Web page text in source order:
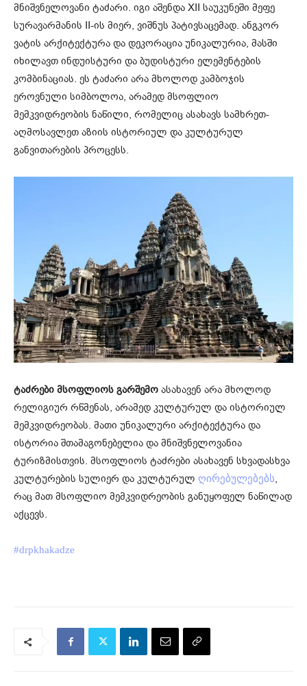
მნიშვნელოვანი ტაძარი. იგი აშენდა XII საუკუნეში მეფე
სურავარმანის II-ის მიერ, ვიშნუს პატივსაცემად. ანგკორ
ვატის არქიტექტურა და დეკორაცია უნიკალურია, მასში
იხილავთ ინდუისტური და ბუდისტური ელემენტების
კომბინაციას. ეს ტაძარი არა მხოლოდ კამბოჯის
ეროვნული სიმბოლოა, არამედ მსოფლიო
მემკვიდრეობის ნაწილი, რომელიც ასახავს სამხრეთ-
აღმოსავლეთ აზიის ისტორიულ და კულტურულ
განვითარების პროცესს.
ტაძრები მსოფლიოს გარშემო ასახავენ არა მხოლოდ
რელიგიურ რწმენას, არამედ კულტურულ და ისტორიულ
მემკვიდრეობას. მათი უნიკალური არქიტექტურა და
ისტორია შთამაგონებელია და მნიშვნელოვანია
ტურიზმისთვის. მსოფლიოს ტაძრები ასახავენ სხვადასხვა
კულტურების სულიერ და კულტურულ ღირებულებებს,
რაც მათ მსოფლიო მემკვიდრეობის განუყოფელ ნაწილად
აქცევს.
#drpkhakadze